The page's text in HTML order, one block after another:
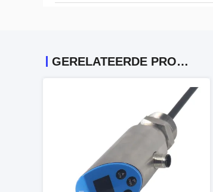
GERELATEERDE PRODUCTEN